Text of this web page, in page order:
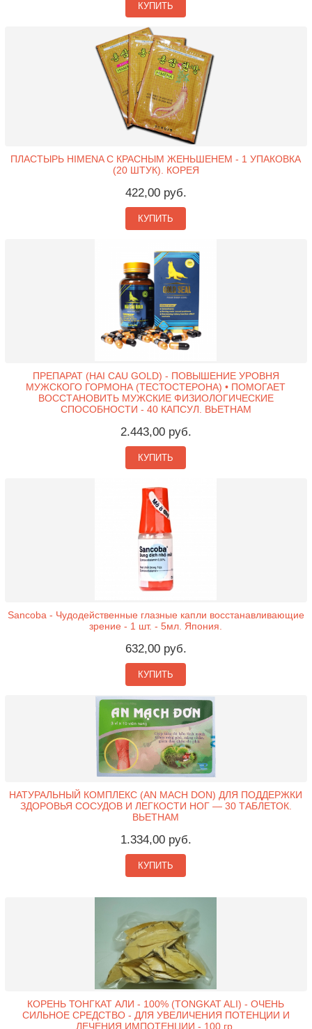
КУПИТЬ
ПЛАСТЫРЬ HIMENA С КРАСНЫМ ЖЕНЬШЕНЕМ - 1 УПАКОВКА
(20 ШТУК). КОРЕЯ
422,00 руб.
КУПИТЬ
ПРЕПАРАТ (HAI CAU GOLD) - ПОВЫШЕНИЕ УРОВНЯ
МУЖСКОГО ГОРМОНА (ТЕСТОСТЕРОНА) • ПОМОГАЕТ
ВОССТАНОВИТЬ МУЖСКИЕ ФИЗИОЛОГИЧЕСКИЕ
СПОСОБНОСТИ - 40 КАПСУЛ. ВЬЕТНАМ
2.443,00 руб.
КУПИТЬ
Sancoba - Чудодейственные глазные капли восстанавливающие
зрение - 1 шт. - 5мл. Япония.
632,00 руб.
КУПИТЬ
НАТУРАЛЬНЫЙ КОМПЛЕКС (AN MACH DON) ДЛЯ ПОДДЕРЖКИ
ЗДОРОВЬЯ СОСУДОВ И ЛЕГКОСТИ НОГ — 30 ТАБЛЕТОК.
ВЬЕТНАМ
1.334,00 руб.
КУПИТЬ
КОРЕНЬ ТОНГКАТ АЛИ - 100% (TONGKAT ALI) - ОЧЕНЬ
СИЛЬНОЕ СРЕДСТВО - ДЛЯ УВЕЛИЧЕНИЯ ПОТЕНЦИИ И
ЛЕЧЕНИЯ ИМПОТЕНЦИИ - 100 гр.